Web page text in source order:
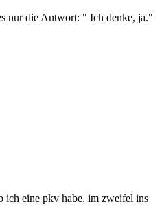
nur die Antwort: " Ich denke, ja."
ich eine pkv habe. im zweifel ins